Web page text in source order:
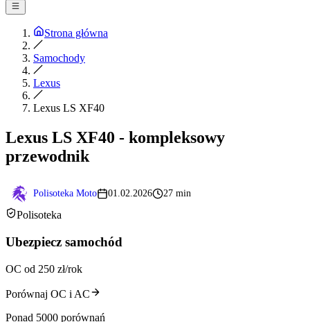
Strona główna
Samochody
Lexus
Lexus LS XF40
Lexus LS XF40 - kompleksowy
przewodnik
Polisoteka Moto 01.02.2026 27 min
Polisoteka
Ubezpiecz samochód
OC od 250 zł/rok
Porównaj OC i AC
Ponad 5000 porównań